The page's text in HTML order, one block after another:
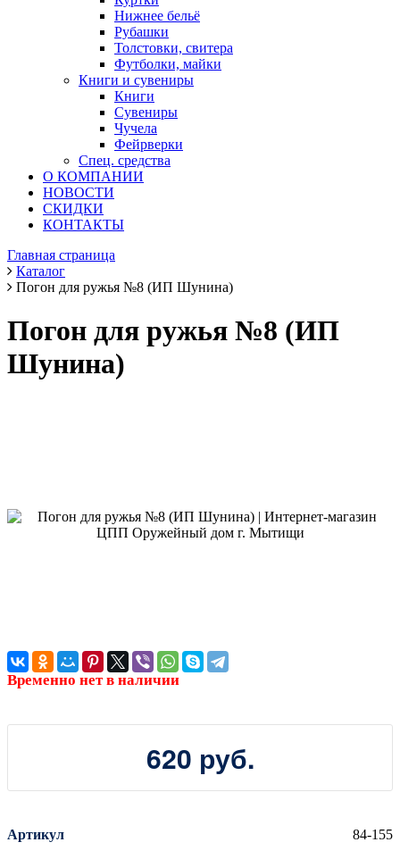
Нижнее бельё
Рубашки
Толстовки, свитера
Футболки, майки
Книги и сувениры
Книги
Сувениры
Чучела
Фейрверки
Спец. средства
О КОМПАНИИ
НОВОСТИ
СКИДКИ
КОНТАКТЫ
Главная страница
Каталог
Погон для ружья №8 (ИП Шунина)
Погон для ружья №8 (ИП
Шунина)
Временно нет в наличии
620 руб.
Артикул 84-155